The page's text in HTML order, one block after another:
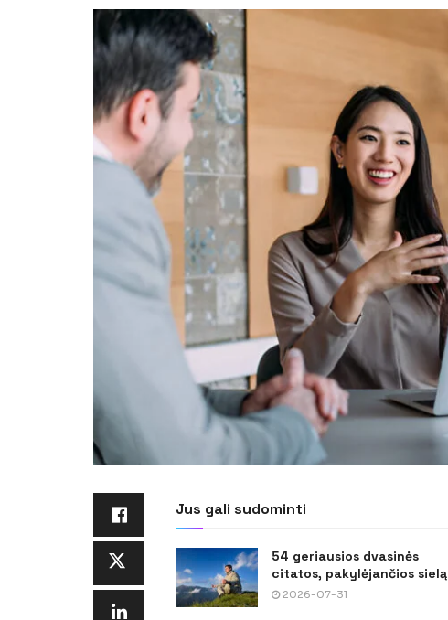
Jus gali sudominti
54 geriausios dvasinės
citatos, pakylėjančios sielą
2026-07-31